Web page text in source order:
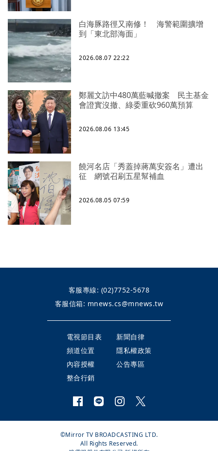
白海豚路徑又南修！ 海警範圍擴增
到「東北部海面」
2026.08.07 22:22
鄭麗文訪中480萬藍喊撤案 民主基金
會證實沒撤、綠委重砍960萬預算
2026.08.06 13:45
饒河名店「秀蓋掉蔣萬安簽名」遭出
征 網號召刷五星幫補血
2026.08.05 07:59
客服專線: (02)7752-5678
客服信箱: mnews.cs@mnews.tw
電視節目表
新聞自律
頻道位置
隱私權政策
內容授權
公告專區
整合行銷
©Mirror TV BROADCASTING LTD.
All Rights Reserved.